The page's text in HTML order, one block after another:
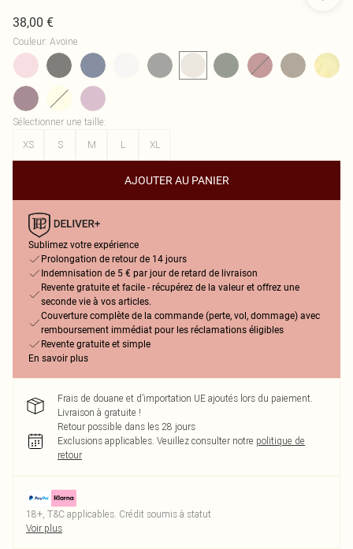
38,00 €
Couleur: Avoine
Sélectionner une taille:
XS
S M L XL
AJOUTER AU PANIER
Sublimez votre expérience
Prolongation de retour de 14 jours
Indemnisation de 5 € par jour de retard de livraison
Revente gratuite et facile - récupérez de la valeur et offrez une
seconde vie à vos articles.
Couverture complète de la commande (perte, vol, dommage) avec
remboursement immédiat pour les réclamations éligibles
Revente gratuite et simple
En savoir plus
Frais de douane et d’importation UE ajoutés lors du paiement.
Livraison à gratuite !
Retour possible dans les 28 jours
Exclusions applicables. Veuillez consulter notre politique de
retour
18+, T&C applicables. Crédit soumis à statut
Voir plus